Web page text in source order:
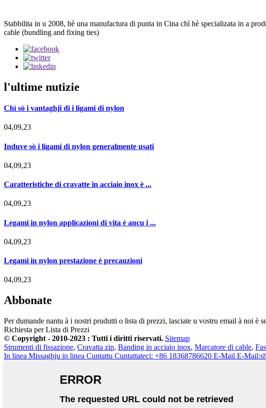
Stabbilita in u 2008, hè una manufactura di punta in Cina chì hè specializata in a
cable (bundling and fixing ties)
l'ultime nutizie
Chì sò i vantaghji di i ligami di nylon
04,09,23
Induve sò i ligami di nylon generalmente usati
04,09,23
Caratteristiche di cravatte in acciaio inox è ...
04,09,23
Legami in nylon applicazioni di vita è ancu i ...
04,09,23
Legami in nylon prestazione è precauzioni
04,09,23
Abbonate
Per dumande nantu à i nostri prudutti o lista di prezzi, lasciate u vostru email à noi è
Richiesta per Lista di Prezzi
© Copyright - 2010-2023 : Tutti i diritti riservati. Sitemap
Strumenti di fissazione, Cravatta zip, Banding in acciaio inox, Marcatore di cable,
In linea Missaghju in linea Cuntattu Cuntattateci: +86 18368786620 E-Mail E-